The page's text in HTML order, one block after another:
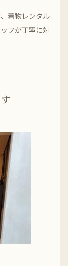
着物レンタル
フが丁寧に対